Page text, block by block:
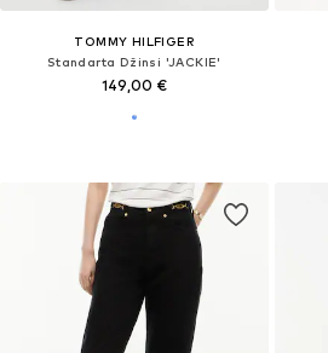
TOMMY HILFIGER
Standarta Džinsi 'JACKIE'
149,00 €